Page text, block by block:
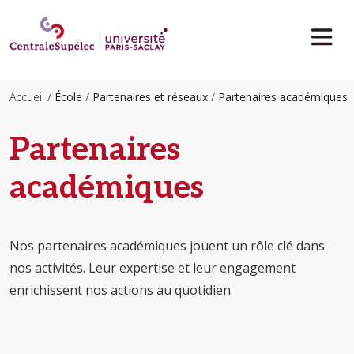
Accueil École Partenaires et réseaux Partenaires académiques
Partenaires
académiques
Nos partenaires académiques jouent un rôle clé dans
nos activités. Leur expertise et leur engagement
enrichissent nos actions au quotidien.